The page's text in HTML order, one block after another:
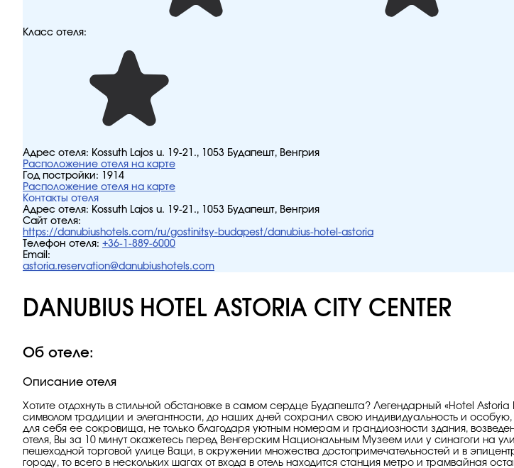
Класс отеля:
Адрес отеля: Kossuth Lajos u. 19-21., 1053 Будапешт, Венгрия
Расположение отеля на карте
Год постройки:
1914
Расположение отеля на карте
Контакты отеля
Адрес отеля: Kossuth Lajos u. 19-21., 1053 Будапешт, Венгрия
Сайт отеля:
https://danubiushotels.com/ru/gostinitsy-budapest/danubius-hotel-astoria
Телефон отеля: +36-1-889-6000
Email:
astoria.reservation@danubiushotels.com
DANUBIUS HOTEL ASTORIA CITY CENTER
Об отеле:
Описание отеля
Хотите отдохнуть в стильной обстановке в самом сердце Будапешта? Легендарный «Hotel
символом традиции и элегантности, до наших дней сохранил свою индивидуальность и
для себя ее сокровища, не только благодаря уютным номерам и грандиозности здания,
отеля, Вы за 10 минут окажетесь перед Венгерским Национальным Музеем или у синагоги на
пешеходной торговой улице Ваци, в окружении множества достопримечательностей и в
городу, то всего в нескольких шагах от входа в отель находится станция метро и трамвайная